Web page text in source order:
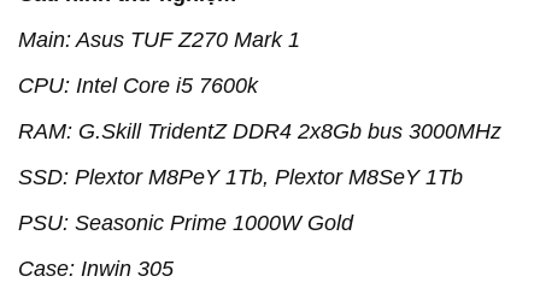
Main: Asus TUF Z270 Mark 1
CPU: Intel Core i5 7600k
RAM: G.Skill TridentZ DDR4 2x8Gb bus 3000MHz
SSD: Plextor M8PeY 1Tb, Plextor M8SeY 1Tb
PSU: Seasonic Prime 1000W Gold
Case: Inwin 305